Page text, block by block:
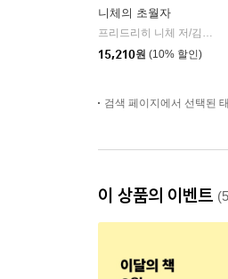
니체의 초월자
프리드리히 니체 저/김철 편역
15,210원 (10% 할인)
검색 페이지에서 선택된
이 상품의 이벤트